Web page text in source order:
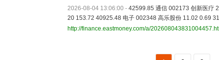
2026-08-04 13:06:00 - 42599.85 通信 002173 创新医疗
20 153.72 40925.48 电子 002348 高乐股份 11.02 0.69
http://finance.eastmoney.com/a/